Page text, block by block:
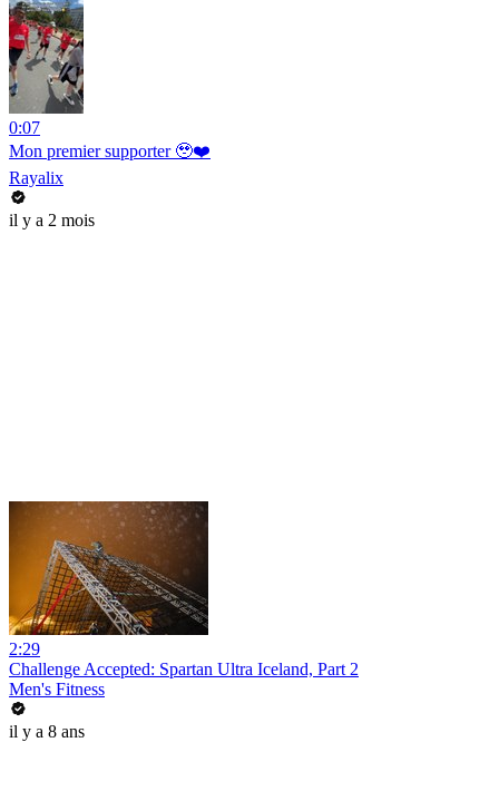
0:07
Mon premier supporter 🥹❤️
Rayalix
il y a 2 mois
2:29
Challenge Accepted: Spartan Ultra Iceland, Part 2
Men's Fitness
il y a 8 ans